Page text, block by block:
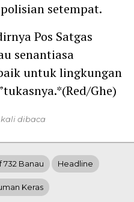
setempat.
Pos Satgas
senantiasa
untuk lingkungan
Ghe)
kali dibaca
732 Banau Headline
Keras